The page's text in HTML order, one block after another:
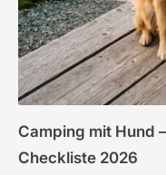
Camping mit Hund
Checkliste 2026